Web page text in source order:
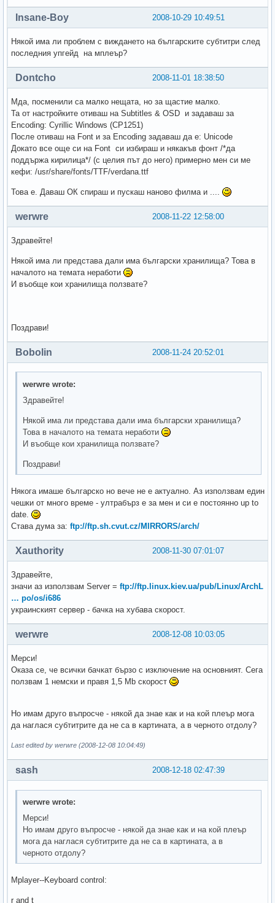
2008-10-29 10:49:51
Insane-Boy
Някой има ли проблем с виждането на българските субтитри след
последния упгейд на мплеър?
2008-11-01 18:38:50
Dontcho
Мда, посменили са малко нещата, но за щастие малко.
Та от настройките отиваш на Subtitles & OSD и задаваш за
Encoding: Cyrillic Windows (CP1251)
После отиваш на Font и за Encoding задаваш да е: Unicode
Докато все още си на Font си избираш и някакъв фонт /*да
поддържа кирилица*/ (с целия път до него) примерно мен си ме
кефи: /usr/share/fonts/TTF/verdana.ttf
Това е. Даваш ОК спираш и пускаш наново филма и ....
2008-11-22 12:58:00
werwre
Здравейте!
Някой има ли представа дали има български хранилища? Това в
началото на темата неработи
И въобще кои хранилища ползвате?
Поздрави!
2008-11-24 20:52:01
Bobolin
werwre wrote:
Здравейте!
Някой има ли представа дали има български хранилища?
Това в началото на темата неработи
И въобще кои хранилища ползвате?
Поздрави!
Някога имаше българско но вече не е актуално. Аз използвам един
чешки от много време - ултрабърз е за мен и си е постоянно up to
date.
Става дума за: ftp://ftp.sh.cvut.cz/MIRRORS/arch/
2008-11-30 07:01:07
Xauthority
Здравейте,
значи аз използвам Server = ftp://ftp.linux.kiev.ua/pub/Linux/ArchL
… po/os/i686
украинският сервер - бачка на хубава скорост.
2008-12-08 10:03:05
werwre
Мерси!
Оказа се, че всички бачкат бързо с изключение на основният. Сега
ползвам 1 немски и правя 1,5 Mb скорост
Но имам друго въпросче - някой да знае как и на кой плеър мога
да наглася субтитрите да не са в картината, а в черното отдолу?
Last edited by werwre (2008-12-08 10:04:49)
2008-12-18 02:47:39
sash
werwre wrote:
Мерси!
Но имам друго въпросче - някой да знае как и на кой плеър
мога да наглася субтитрите да не са в картината, а в
черното отдолу?
Mplayer--Keyboard control:
r and t